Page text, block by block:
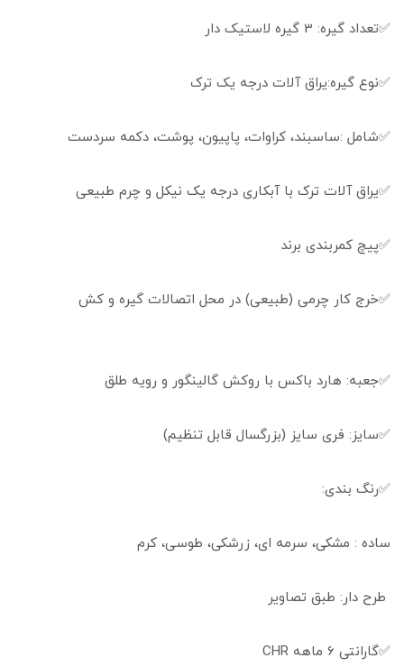
✅تعداد گیره: 3 گیره لاستیک دار
✅نوع گیره:یراق آلات درجه یک ترک
✅شامل :ساسبند، کراوات، پاپیون، پوشت، دکمه سردست
✅یراق آلات ترک با آبکاری درجه یک نیکل و چرم طبیعی
✅پیچ کمربندی برند
✅خرج کار چرمی (طبیعی) در محل‌ اتصالات گیره و کش
✅جعبه: هارد باکس با روکش گالینگور و رویه طلق
✅سایز: فری سایز (بزرگسال قابل تنظیم)
✅رنگ بندی:
ساده : مشکی، سرمه ای، زرشکی، طوسی، کرم
طرح دار: طبق تصاویر
✅گارانتی ۶ ماهه CHR